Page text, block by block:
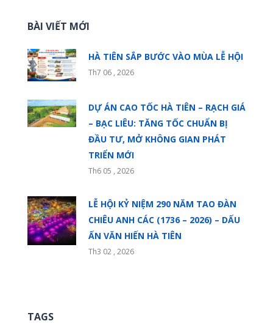
BÀI VIẾT MỚI
HÀ TIÊN SẮP BƯỚC VÀO MÙA LỄ HỘI
Th7 06 , 2026
DỰ ÁN CAO TỐC HÀ TIÊN – RẠCH GIÁ
– BẠC LIÊU: TĂNG TỐC CHUẨN BỊ
ĐẦU TƯ, MỞ KHÔNG GIAN PHÁT
TRIỂN MỚI
Th6 05 , 2026
LỄ HỘI KỶ NIỆM 290 NĂM TAO ĐÀN
CHIÊU ANH CÁC (1736 – 2026) – DẤU
ẤN VĂN HIẾN HÀ TIÊN
Th3 02 , 2026
TAGS